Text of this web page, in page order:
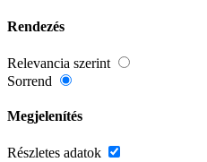
Rendezés
Relevancia szerint
Sorrend
Megjelenítés
Részletes adatok